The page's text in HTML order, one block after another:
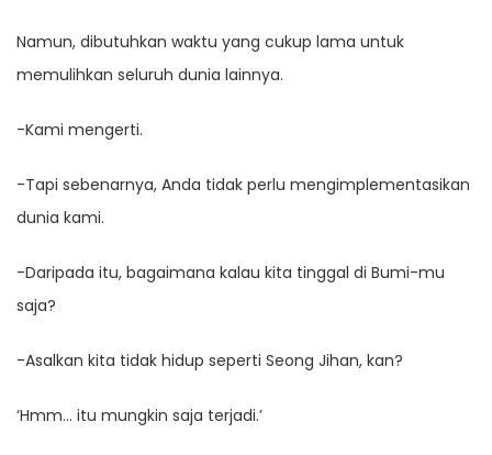
Namun, dibutuhkan waktu yang cukup lama untuk
memulihkan seluruh dunia lainnya.
-Kami mengerti.
-Tapi sebenarnya, Anda tidak perlu mengimplementasikan
dunia kami.
-Daripada itu, bagaimana kalau kita tinggal di Bumi-mu
saja?
-Asalkan kita tidak hidup seperti Seong Jihan, kan?
‘Hmm… itu mungkin saja terjadi.’